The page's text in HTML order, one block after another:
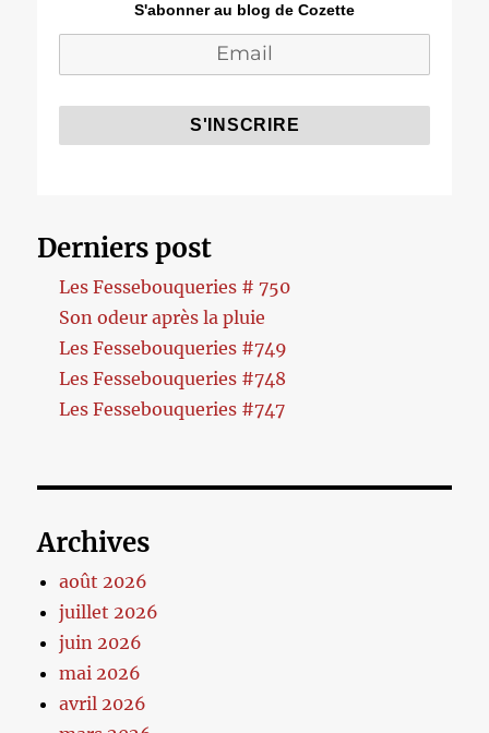
S'abonner au blog de Cozette
Derniers post
Les Fessebouqueries # 750
Son odeur après la pluie
Les Fessebouqueries #749
Les Fessebouqueries #748
Les Fessebouqueries #747
Archives
août 2026
juillet 2026
juin 2026
mai 2026
avril 2026